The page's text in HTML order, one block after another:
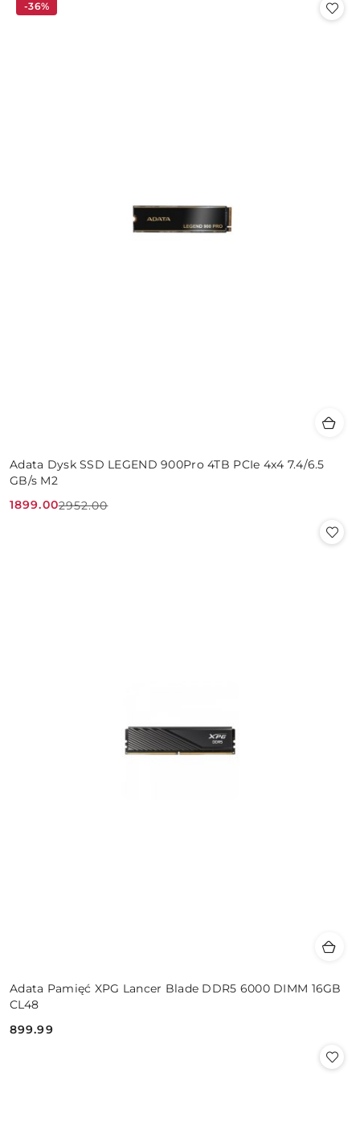
Adata Dysk SSD LEGEND 900Pro 4TB PCIe 4x4 7.4/6.5
GB/s M2
Cena
1899.00
Cena
2952.00
-36%
Adata Pamięć XPG Lancer Blade DDR5 6000 DIMM 16GB
CL48
Cena:
899.99